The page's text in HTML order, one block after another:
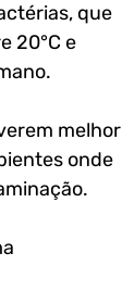
que
20°C e
melhor
onde